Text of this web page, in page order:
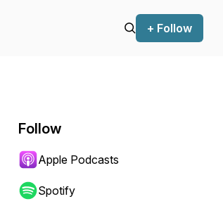
+ Follow
Follow
Apple Podcasts
Spotify